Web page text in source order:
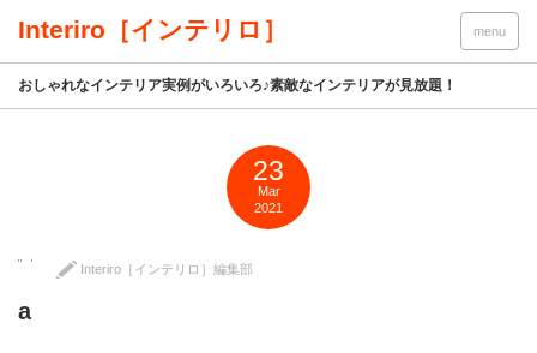
Interiro［インテリロ］ menu
おしゃれなインテリア実例がいろいろ♪素敵なインテリアが見放題！
23
Mar
2021
Interiro［インテリロ］編集部
a